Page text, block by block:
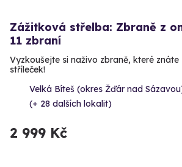
Zážitková střelba: Zbraně z
11 zbraní
Vyzkoušejte si naživo zbraně, které znáte
stříleček!
Velká Bíteš (okres Žďár nad
(+ 28 dalších lokalit)
2 999 Kč